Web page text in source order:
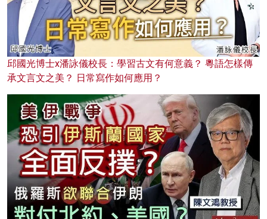
邱國光博士x潘詠儀校長：學習古文有何意義？ 粵語怎樣傳
承文言文之美？ 日常寫作如何應用？